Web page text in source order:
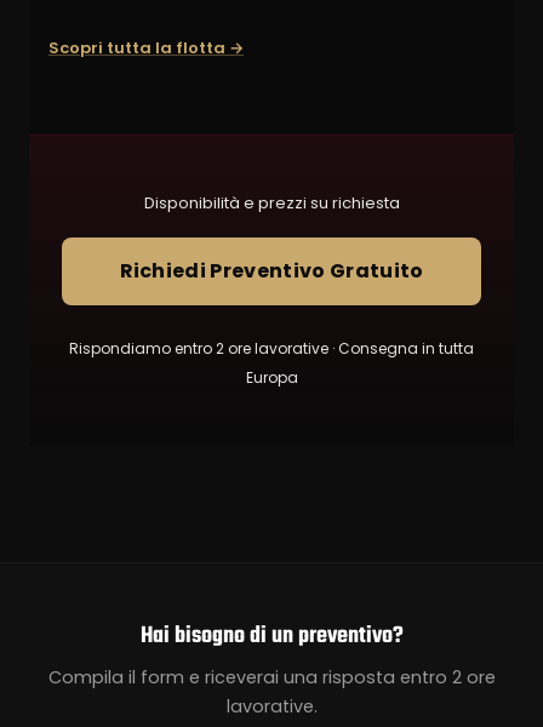
Scopri tutta la flotta →
Disponibilità e prezzi su richiesta
Richiedi Preventivo Gratuito
Rispondiamo entro 2 ore lavorative · Consegna in tutta
Europa
Hai bisogno di un preventivo?
Compila il form e riceverai una risposta entro 2 ore
lavorative.